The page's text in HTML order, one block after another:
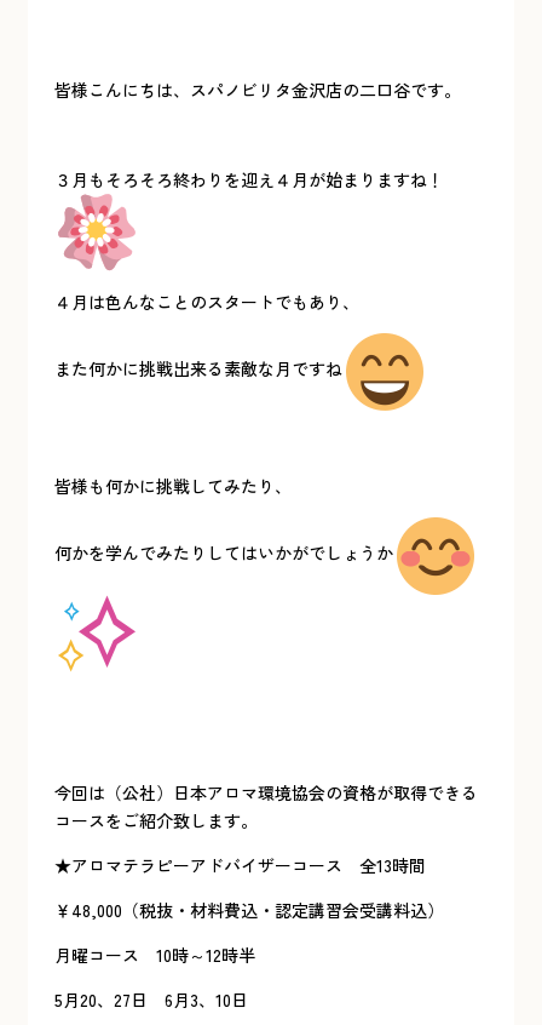
皆様こんにちは、スパノビリタ金沢店の二口谷です。
３月もそろそろ終わりを迎え４月が始まりますね！
４月は色んなことのスタートでもあり、
また何かに挑戦出来る素敵な月ですね
皆様も何かに挑戦してみたり、
何かを学んでみたりしてはいかがでしょうか
今回は（公社）日本アロマ環境協会の資格が取得できる
コースをご紹介致します。
★アロマテラピーアドバイザーコース 全13時間
￥48,000（税抜・材料費込・認定講習会受講料込）
月曜コース 10時～12時半
5月20、27日 6月3、10日